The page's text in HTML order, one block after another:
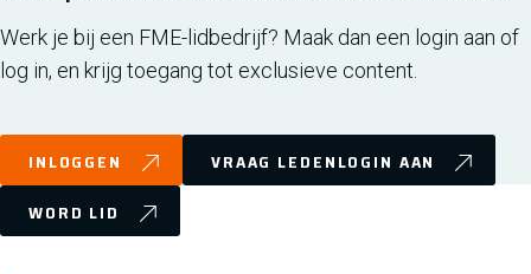
Werk je bij een FME-lidbedrijf? Maak dan een login aan of
log in, en krijg toegang tot exclusieve content.
INLOGGEN
VRAAG LEDENLOGIN AAN
WORD LID